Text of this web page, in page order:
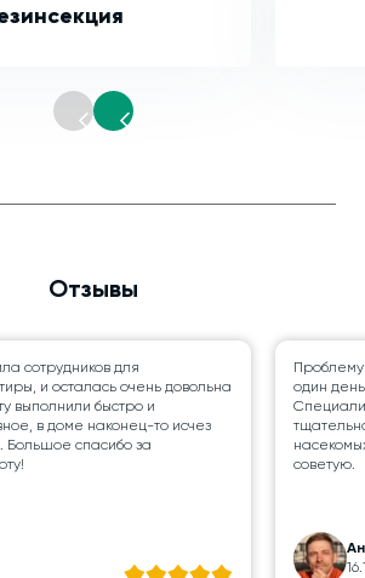
Отзывы
сотрудников для
и осталась очень довольна
выполнили быстро и
в доме наконец-то исчез
Большое спасибо за
один
советую.